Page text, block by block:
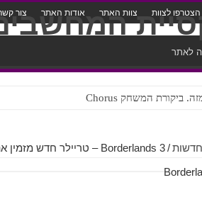
הצטרפו לצוות צוות האתר אודות האתר צור
לאתר
חדשות / Borderlands 3 – טריילר חדש מזמין אתכם לבקר ביקום המשחק